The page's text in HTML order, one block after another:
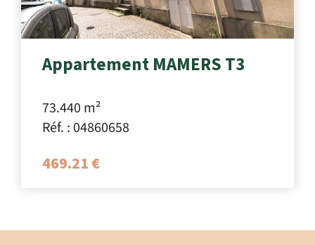
Appartement MAMERS T3
73.440 m²
Réf. : 04860658
469.21 €